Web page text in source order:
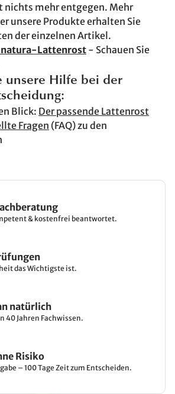
nichts mehr entgegen. Mehr
unsere Produkte erhalten Sie
der einzelnen Artikel.
Lattenrost - Schauen Sie
unsere Hilfe bei der
Blick: Der passende Lattenrost
Fragen (FAQ) zu den
& kostenfrei beantwortet.
das Wichtigste ist.
natürlich
40 Jahren Fachwissen.
Risiko
– 100 Tage Zeit zum Entscheiden.